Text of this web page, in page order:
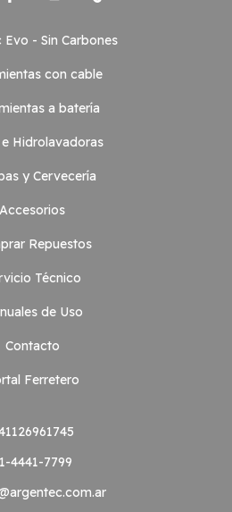
- Sin Carbones
con cable
a batería
Hidrolavadoras
y Cervecería
Accesorios
Repuestos
Técnico
de Uso
Contacto
Ferretero
4441-7799